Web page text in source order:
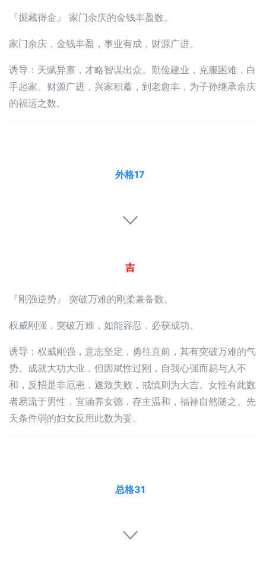
『掘藏得金』 家门余庆的金钱丰盈数。
家门余庆，金钱丰盈，事业有成，财源广进。
诱导：天赋异禀，才略智谋出众。勤俭建业，克服困难，白
手起家。财源广进，兴家积蓄，到老愈丰，为子孙继承余庆
的福运之数。
外格17
吉
『刚强逆势』 突破万难的刚柔兼备数。
权威刚强，突破万难，如能容忍，必获成功。
诱导：权威刚强，意志坚定，勇往直前，其有突破万难的气
势。成就大功大业，但因斌性过刚，自我心强而易与人不
和，反招是非厄患，遂致失败，戒慎则为大吉。女性有此数
者易流于男性，宜涵养女德，存主温和，福禄自然随之。先
天条件弱的妇女反用此数为妥。
总格31